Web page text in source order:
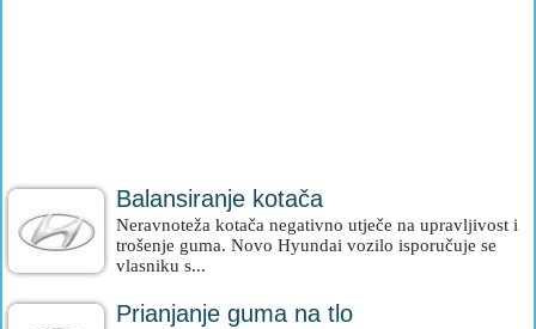
Balansiranje kotača
Neravnoteža kotača negativno utječe na upravljivost i
trošenje guma. Novo Hyundai vozilo isporučuje se
vlasniku s...
Prianjanje guma na tlo